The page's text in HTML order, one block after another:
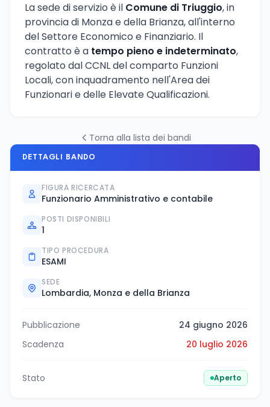
La sede di servizio è il Comune di Triuggio, in
provincia di Monza e della Brianza, all'interno
del Settore Economico e Finanziario. Il
contratto è a tempo pieno e indeterminato,
regolato dal CCNL del comparto Funzioni
Locali, con inquadramento nell'Area dei
Funzionari e delle Elevate Qualificazioni.
Torna alla lista dei bandi
DETTAGLI BANDO
FIGURA RICERCATA
Funzionario Amministrativo e contabile
POSTI DISPONIBILI
1
TIPO PROCEDURA
ESAMI
SEDE
Lombardia, Monza e della Brianza
Pubblicazione
24 giugno 2026
Scadenza
20 luglio 2026
Stato Aperto